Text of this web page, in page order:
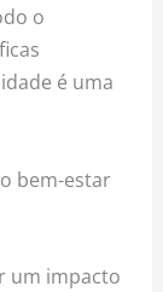
o
é uma
bem-estar
um impacto